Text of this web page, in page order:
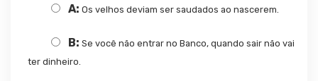
A: Os velhos deviam ser saudados ao nascerem.
B: Se você não entrar no Banco, quando sair não vai
ter dinheiro.